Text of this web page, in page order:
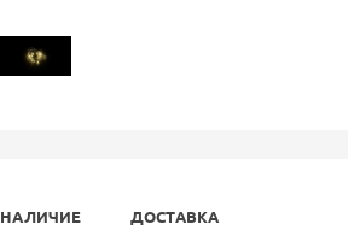
НАЛИЧИЕ ДОСТАВКА